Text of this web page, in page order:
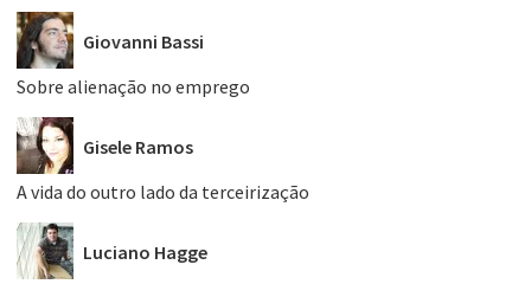
Giovanni Bassi
Sobre alienação no emprego
Gisele Ramos
A vida do outro lado da terceirização
Luciano Hagge